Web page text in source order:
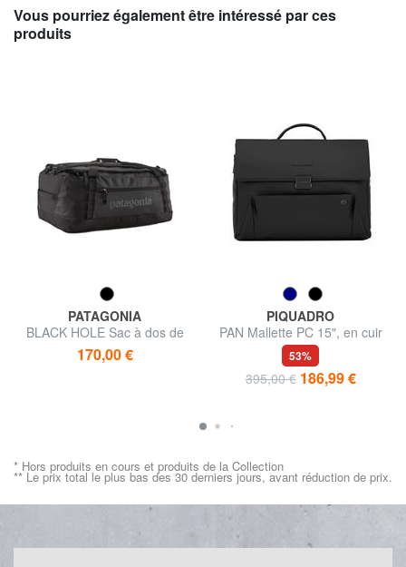
Vous pourriez également être intéressé par ces
produits
PATAGONIA
BLACK HOLE Sac à dos de
voyage 55L
170,00 €
PIQUADRO
PAN Mallette PC 15", en cuir
53%
395,00 € 186,99 €
* Hors produits en cours et produits de la Collection
** Le prix total le plus bas des 30 derniers jours, avant réduction de prix.